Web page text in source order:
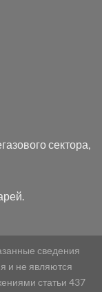
сектора,
сведения
и не являются
статьи 437